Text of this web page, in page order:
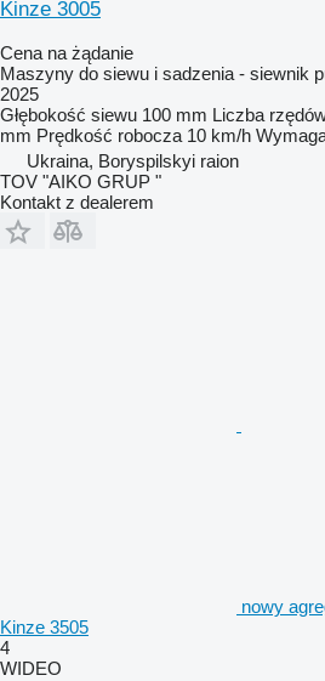
Kinze 3005
Cena na żądanie
Maszyny do siewu i sadzenia - siewnik
2025
Głębokość siewu 100 mm Liczba
mm Prędkość robocza 10 km/h
Ukraina, Boryspilskyi raion
TOV "AIKO GRUP "
Kontakt z dealerem
nowy
Kinze 3505
4
WIDEO